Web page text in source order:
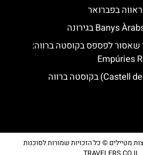
בפברואר
שאסור לפספס בקוסטה ברווה:
Empúries
מטיילים © כל הזכויות שמורות לסוכנות